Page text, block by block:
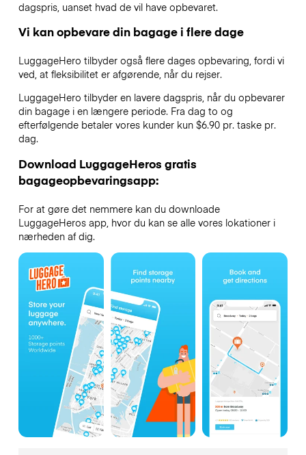
dagspris, uanset hvad de vil have opbevaret.
Vi kan opbevare din bagage i flere dage
LuggageHero tilbyder også flere dages opbevaring, fordi vi
ved, at fleksibilitet er afgørende, når du rejser.
LuggageHero tilbyder en lavere dagspris, når du opbevarer
din bagage i en længere periode. Fra dag to og
efterfølgende betaler vores kunder kun $6.90 pr. taske pr.
dag.
Download LuggageHeros gratis
bagageopbevaringsapp:
For at gøre det nemmere kan du downloade
LuggageHeros app, hvor du kan se alle vores lokationer i
nærheden af dig.